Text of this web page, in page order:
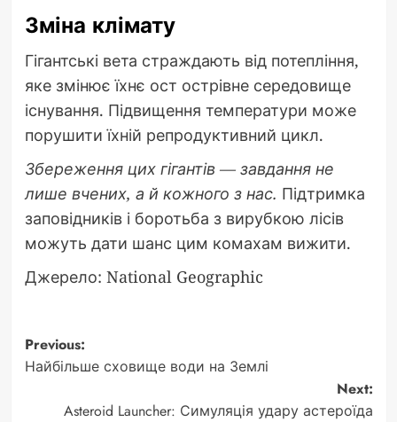
Зміна клімату
Гігантські вета страждають від потепління,
яке змінює їхнє ост острівне середовище
існування. Підвищення температури може
порушити їхній репродуктивний цикл.
Збереження цих гігантів — завдання не
лише вчених, а й кожного з нас. Підтримка
заповідників і боротьба з вирубкою лісів
можуть дати шанс цим комахам вижити.
Джерело: National Geographic
Post
navigation
Previous:
Найбільше сховище води на Землі
Next:
Asteroid Launcher: Симуляція удару астероїда